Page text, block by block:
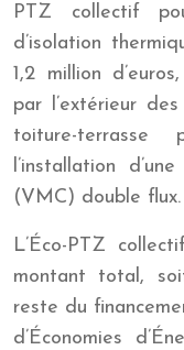
PTZ collectif
d’isolation
1,2 million
par l’extérieur
toiture-
l’installation
(VMC) double flux.
L’Éco-PTZ
montant total,
reste du
d’Économies